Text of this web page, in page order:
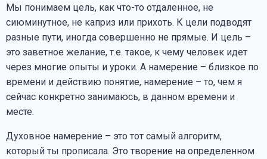
Мы понимаем цель, как что-то отдаленное, не
сиюминутное, не каприз или прихоть. К цели подводят
разные пути, иногда совершенно не прямые. И цель –
это заветное желание, т.е. такое, к чему человек идет
через многие опыты и уроки. А намерение – близкое по
времени и действию понятие, намерение – то, чем я
сейчас конкретно занимаюсь, в данном времени и
месте.
Духовное намерение – это тот самый алгоритм,
который ты прописала. Это творение на определенном